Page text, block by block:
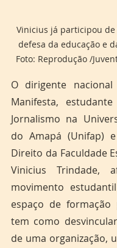
Vinicius já participou de
defesa da educação e
Foto: Reprodução /
O dirigente nacional
Manifesta,
Jornalismo na
do Amapá (Unifap)
Direito da Faculdade
Vinicius Trindade,
movimento
espaço de
tem como
de uma organização,